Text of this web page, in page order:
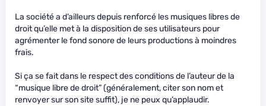
La société a d’ailleurs depuis renforcé les musiques libres de
droit qu’elle met à la disposition de ses utilisateurs pour
agrémenter le fond sonore de leurs productions à moindres
frais.
Si ça se fait dans le respect des conditions de l’auteur de la
“musique libre de droit” (généralement, citer son nom et
renvoyer sur son site suffit), je ne peux qu’applaudir.